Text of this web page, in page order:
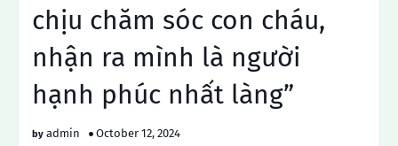
chịu chăm sóc con cháu,
nhận ra mình là người
hạnh phúc nhất làng”
admin October 12, 2024